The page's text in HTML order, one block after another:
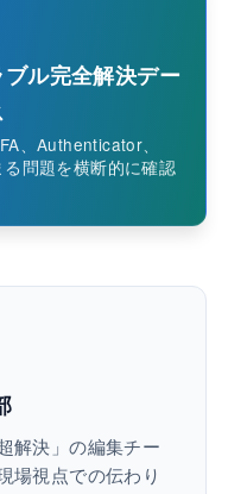
ル完全解決デー
、Authenticator、
問題を横断的に確認
解決」の編集チー
場視点での伝わり